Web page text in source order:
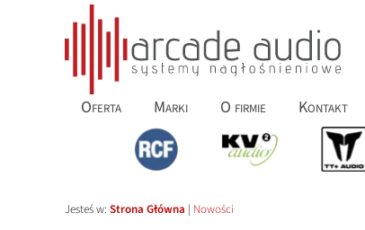
Oferta Marki O firmie Kontakt
Jesteś w: Strona Główna | Nowości